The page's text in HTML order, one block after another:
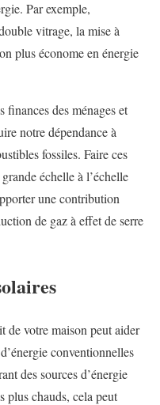
Par exemple,
vitrage, la mise à
plus économe en énergie
finances des ménages et
notre dépendance à
fossiles. Faire ces
échelle à l’échelle
une contribution
de gaz à effet de serre
de votre maison peut aider
conventionnelles
des sources d’énergie
plus chauds, cela peut